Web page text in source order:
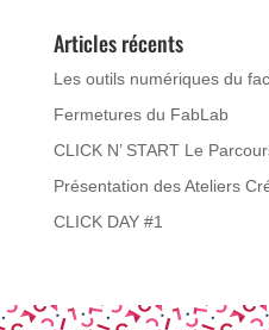
Articles récents
Les outils numériques du
Fermetures du FabLab
CLICK N’ START Le
Présentation des Ateliers
CLICK DAY #1